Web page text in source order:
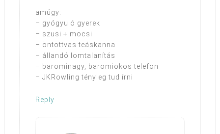
amúgy:
– gyógyuló gyerek
– szusi + mocsi
– öntöttvas teáskanna
– állandó lomtalanítás
– barominagy, baromiokos telefon
– JKRowling tényleg tud írni
Reply